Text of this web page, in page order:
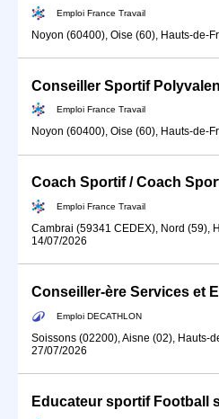
Emploi France Travail
Noyon (60400), Oise (60), Hauts-de-
Emploi France Travail
Noyon (60400), Oise (60), Hauts-de-
Coach Sportif / Coach
Emploi France Travail
Cambrai (59341 CEDEX), Nord (59),
14/07/2026
Emploi DECATHLON
Soissons (02200), Aisne (02), Hauts-
27/07/2026